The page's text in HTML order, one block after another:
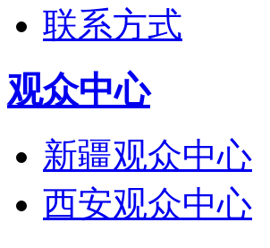
联系方式
观众中心
新疆观众中心
西安观众中心